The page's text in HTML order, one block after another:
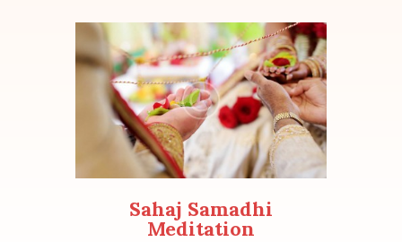
Sahaj Samadhi
Meditation